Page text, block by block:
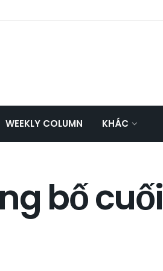
WEEKLY COLUMN KHÁC
bố cuối